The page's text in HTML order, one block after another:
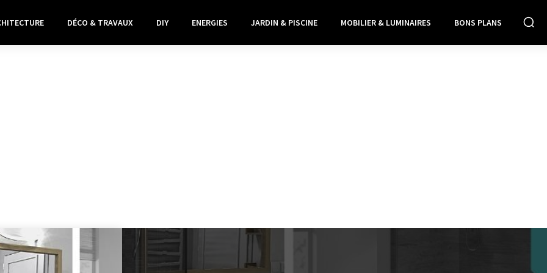
DÉCO & TRAVAUX DIY ENERGIES JARDIN & PISCINE MOBILIER & LUMINAIRES BONS PLANS